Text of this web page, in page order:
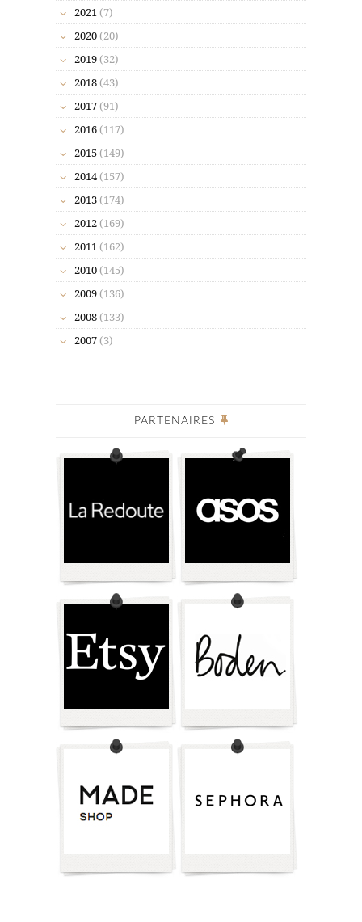
2021 (7)
2020 (20)
2019 (32)
2018 (43)
2017 (91)
2016 (117)
2015 (149)
2014 (157)
2013 (174)
2012 (169)
2011 (162)
2010 (145)
2009 (136)
2008 (133)
2007 (3)
PARTENAIRES